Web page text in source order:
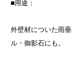
■​用途：
外壁材についた雨
ル・御影石にも。